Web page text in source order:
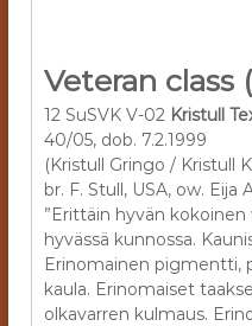
Veteran class
12 SuSVK V-02 Kristull
40/05, dob. 7.2.1999
(Kristull Gringo / Kristull
br. F. Stull, USA, ow. Eija
”Erittäin hyvän
hyvässä kunnossa.
Erinomainen pigmentti,
kaula. Erinomaiset
olkavarren kulmaus.